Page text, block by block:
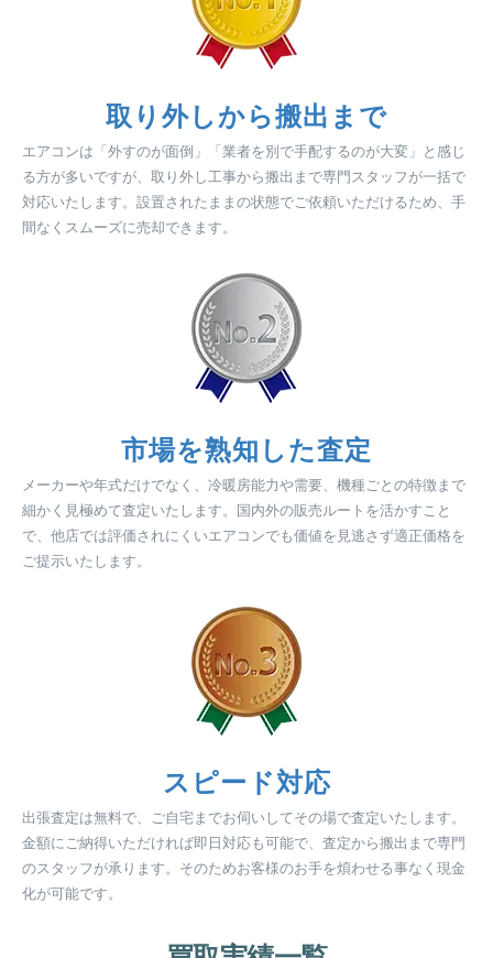
取り外しから搬出まで
エアコンは「外すのが面倒」「業者を別で手配するのが大変」と感じ
る方が多いですが、取り外し工事から搬出まで専門スタッフが一括で
対応いたします。設置されたままの状態でご依頼いただけるため、手
間なくスムーズに売却できます。
市場を熟知した査定
メーカーや年式だけでなく、冷暖房能力や需要、機種ごとの特徴まで
細かく見極めて査定いたします。国内外の販売ルートを活かすこと
で、他店では評価されにくいエアコンでも価値を見逃さず適正価格を
ご提示いたします。
スピード対応
出張査定は無料で、ご自宅までお伺いしてその場で査定いたします。
金額にご納得いただければ即日対応も可能で、査定から搬出まで専門
のスタッフが承ります。そのためお客様のお手を煩わせる事なく現金
化が可能です。